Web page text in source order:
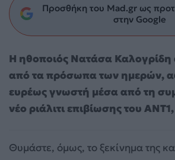
Προσθήκη του Mad.gr ως
στην Google
Η ηθοποιός Νατάσα Καλογρίδη
από τα πρόσωπα των ημερών,
ευρέως γνωστή μέσα από τη
νέο ριάλιτι επιβίωσης του
Θυμάστε, όμως, το ξεκίνημα της